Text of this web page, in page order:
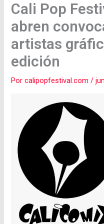
Cali Pop
abren
artistas
edición
Porcalipopfestival.com/